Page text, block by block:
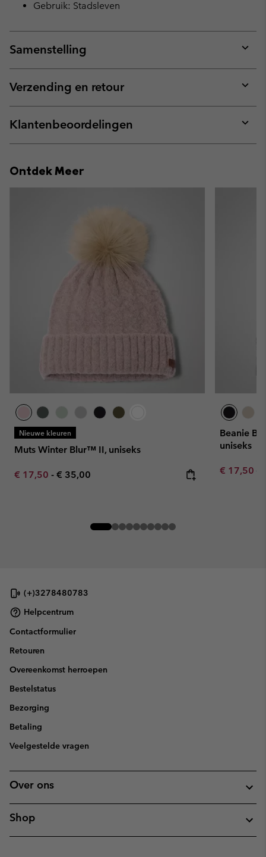
Gebruik: Stadsleven
Samenstelling
or
Verzending en retour
or
Klantenbeoordelingen
or
Ontdek Meer
Nieuwe kleuren
Muts Winter Blur™ II, uniseks
Minimum sale price:
€ 17,50 - Maximum price:
€ 35,00
Beanie
uniseks
Sale price:
€ 17,50€
(+)3278480783
Helpcentrum
Contactformulier
Retouren
Overeenkomst herroepen
Bestelstatus
Bezorging
Betaling
Veelgestelde vragen
Over ons
Shop